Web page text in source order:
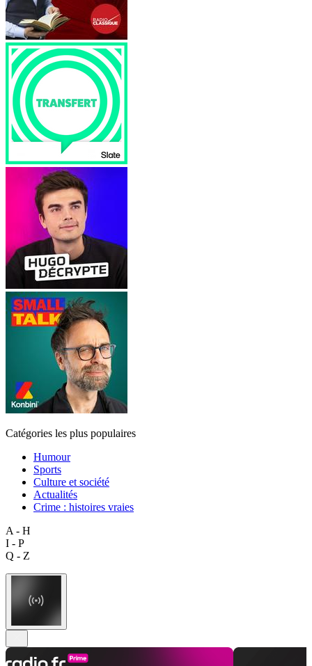
Catégories les plus populaires
Humour
Sports
Culture et société
Actualités
Crime : histoires vraies
A - H
I - P
Q - Z